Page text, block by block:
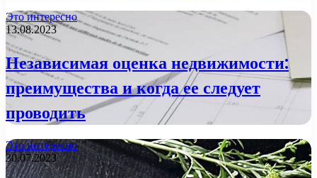
Это интересно
13.08.2023
Независимая оценка недвижимости:
преимущества и когда ее следует
проводить
Это интересно
30.07.2023